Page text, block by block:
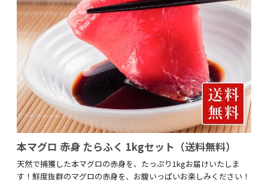
本マグロ 赤身 たらふく 1kgセット（送料無料）
天然で捕獲した本マグロの赤身を、たっぷり1kgお届けいたしま
す！鮮度抜群のマグロの赤身を、お腹いっぱいお楽しみください！